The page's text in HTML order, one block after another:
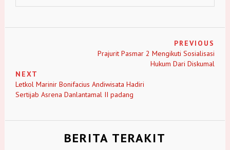
PREVIOUS
Prajurit Pasmar 2 Mengikuti Sosialisasi
Hukum Dari Diskumal
NEXT
Letkol Marinir Bonifacius Andiwisata Hadiri
Sertijab Asrena Danlantamal II padang
BERITA TERAKIT